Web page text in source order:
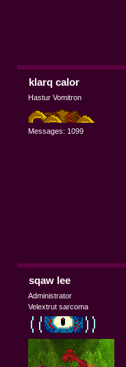
klarq calor
Hastur Vomitron
Messages: 1099
sqaw lee
Administrator
Velextrut sarcoma